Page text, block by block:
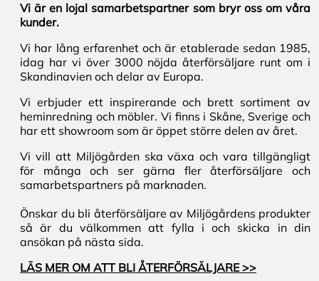
Vi är en lojal samarbetspartner som bryr oss om våra
kunder.
Vi har lång erfarenhet och är etablerade sedan 1985,
idag har vi över 3000 nöjda återförsäljare runt om i
Skandinavien och delar av Europa.
Vi erbjuder ett inspirerande och brett sortiment av
heminredning och möbler. Vi finns i Skåne, Sverige och
har ett showroom som är öppet större delen av året.
Vi vill att Miljögården ska växa och vara tillgängligt
för många och ser gärna fler återförsäljare och
samarbetspartners på marknaden.
Önskar du bli återförsäljare av Miljögårdens produkter
så är du välkommen att fylla i och skicka in din
ansökan på nästa sida.
LÄS MER OM ATT BLI ÅTERFÖRSÄLJARE >>